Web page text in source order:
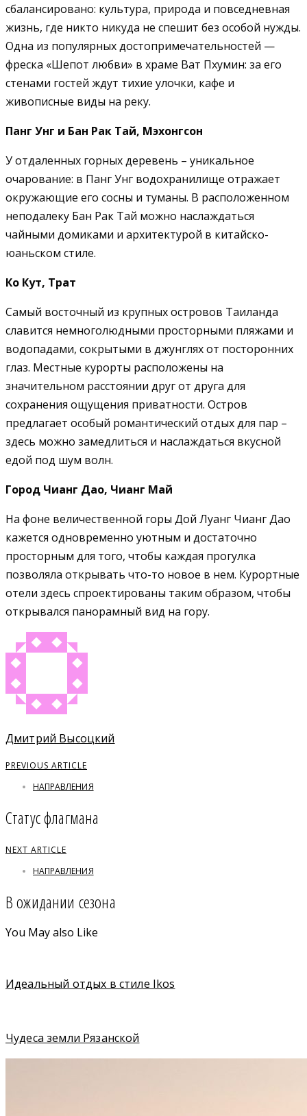
сбалансировано: культура, природа и повседневная
жизнь, где никто никуда не спешит без особой нужды.
Одна из популярных достопримечательностей —
фреска «Шепот любви» в храме Ват Пхумин: за его
стенами гостей ждут тихие улочки, кафе и
живописные виды на реку.
Панг Унг и Бан Рак Тай, Мэхонгсон
У отдаленных горных деревень – уникальное
очарование: в Панг Унг водохранилище отражает
окружающие его сосны и туманы. В расположенном
неподалеку Бан Рак Тай можно наслаждаться
чайными домиками и архитектурой в китайско-
юаньском стиле.
Ко Кут, Трат
Самый восточный из крупных островов Таиланда
славится немноголюдными просторными пляжами и
водопадами, сокрытыми в джунглях от посторонних
глаз. Местные курорты расположены на
значительном расстоянии друг от друга для
сохранения ощущения приватности. Остров
предлагает особый романтический отдых для пар –
здесь можно замедлиться и наслаждаться вкусной
едой под шум волн.
Город Чианг Дао, Чианг Май
На фоне величественной горы Дой Луанг Чианг Дао
кажется одновременно уютным и достаточно
просторным для того, чтобы каждая прогулка
позволяла открывать что-то новое в нем. Курортные
отели здесь спроектированы таким образом, чтобы
открывался панорамный вид на гору.
Дмитрий Высоцкий
PREVIOUS ARTICLE
НАПРАВЛЕНИЯ
Статус флагмана
NEXT ARTICLE
НАПРАВЛЕНИЯ
В ожидании сезона
You May also Like
Идеальный отдых в стиле Ikos
Чудеса земли Рязанской